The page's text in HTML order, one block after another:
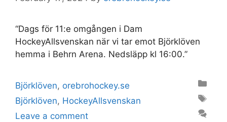
“Dags för 11:e omgången i Dam
HockeyAllsvenskan när vi tar emot Björklöven
hemma i Behrn Arena. Nedsläpp kl 16:00.”
Categories
Björklöven, orebrohockey.se
Tags
Björklöven, HockeyAllsvenskan
Leave a comment